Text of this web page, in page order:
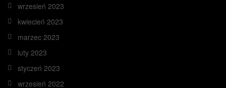
wrzesień 2023
kwiecień 2023
marzec 2023
luty 2023
styczeń 2023
wrzesień 2022